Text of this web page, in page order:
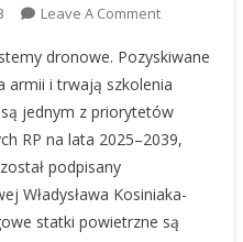
Leave A CommentOn
Wojsko
Stawia
Na
Drony.
W
dronowe. Pozyskiwane
armii i trwają szkolenia
jednym z priorytetów
RP na lata 2025–2039,
podpisany
Władysława Kosiniaka-
statki powietrzne są